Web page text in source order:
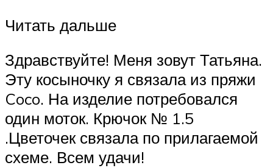
Читать дальше
Здравствуйте! Меня зовут Татьяна.
Эту косыночку я связала из пряжи
Coco. На изделие потребовался
один моток. Крючок № 1.5
.Цветочек связала по прилагаемой
схеме. Всем удачи!